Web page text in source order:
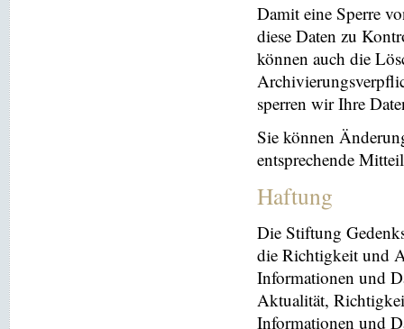
Damit eine Sperre
diese Daten zu
können auch die
sperren wir Ihre
Sie können
entsprechende
Haftung
Die Stiftung
die Richtigkeit und
Informationen und
Aktualität,
Informationen und